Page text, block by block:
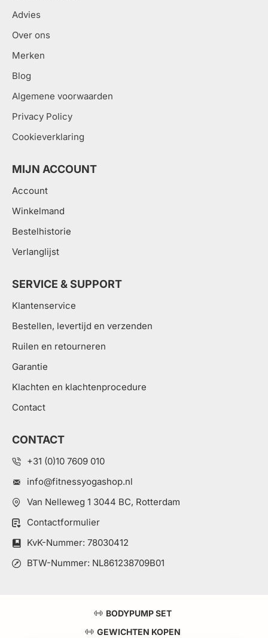
Advies
Over ons
Merken
Blog
Algemene voorwaarden
Privacy Policy
Cookieverklaring
MIJN ACCOUNT
Account
Winkelmand
Bestelhistorie
Verlanglijst
SERVICE & SUPPORT
Klantenservice
Bestellen, levertijd en verzenden
Ruilen en retourneren
Garantie
Klachten en klachtenprocedure
Contact
CONTACT
+31 (0)10 7609 010
info@fitnessyogashop.nl
Van Nelleweg 1 3044 BC, Rotterdam
Contactformulier
KvK-Nummer: 78030412
BTW-Nummer: NL861238709B01
BODYPUMP SET
GEWICHTEN KOPEN